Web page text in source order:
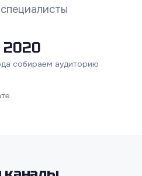
2020
собираем аудиторию